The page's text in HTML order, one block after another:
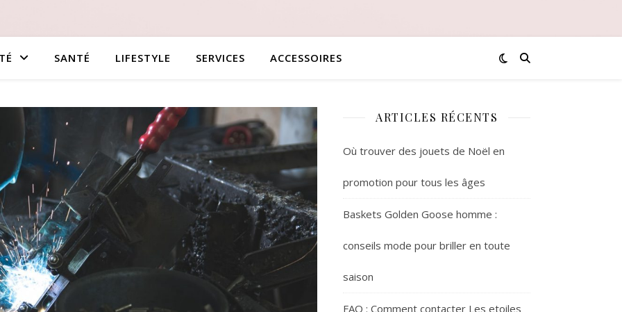
SANTÉ LIFESTYLE SERVICES ACCESSOIRES
ARTICLES RÉCENTS
Où trouver des jouets de Noël en
promotion pour tous les âges
Baskets Golden Goose homme :
conseils mode pour briller en toute
saison
FAQ : Comment contacter Les etoiles